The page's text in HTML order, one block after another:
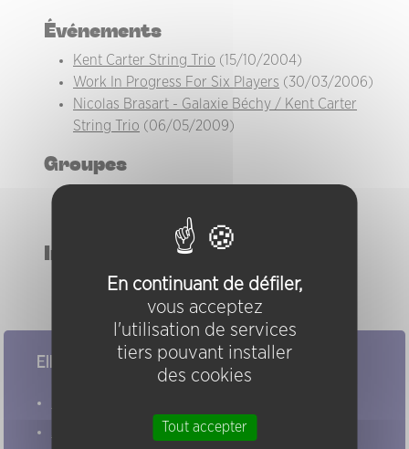
Événements
Kent Carter String Trio (15/10/2004)
Work In Progress For Six Players (30/03/2006)
Nicolas Brasart - Galaxie Béchy / Kent Carter
String Trio (06/05/2009)
Groupes
Work In Progress For Six Players
Instruments
violon
Elles/ils ont joué chez nous
En continuant de défiler,
vous acceptez
l'utilisation de services
tiers pouvant installer
des cookies
Tout accepter